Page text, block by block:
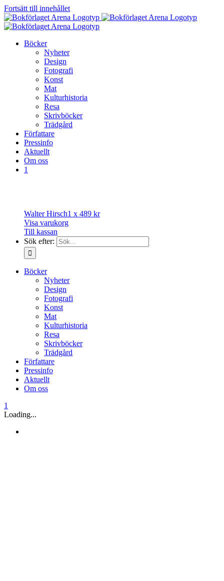
Fortsätt till innehållet
Böcker
Nyheter
Design
Fotografi
Konst
Mat
Kulturhistoria
Resa
Skrivböcker
Trädgård
Författare
Pressinfo
Aktuellt
Om oss
1
Walter Hirsch1 x 489 kr
Visa varukorg
Till kassan
Sök efter:
Böcker
Nyheter
Design
Fotografi
Konst
Mat
Kulturhistoria
Resa
Skrivböcker
Trädgård
Författare
Pressinfo
Aktuellt
Om oss
1
Loading...